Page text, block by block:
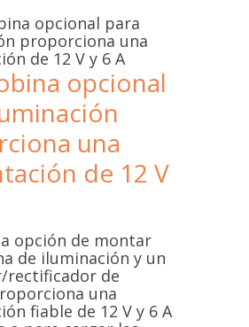
opcional
una
de 12 V
opción de montar
de iluminación y un
rectificador de
una
fiable de 12 V y 6 A